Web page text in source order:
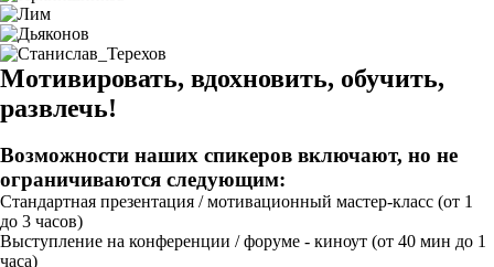
Мотивировать, вдохновить, обучить,
развлечь!
Возможности наших спикеров включают, но не
ограничиваются следующим:
Стандартная презентация / мотивационный мастер-класс (от 1
до 3 часов)
Выступление на конференции / форуме - киноут (от 40 мин до 1
часа)